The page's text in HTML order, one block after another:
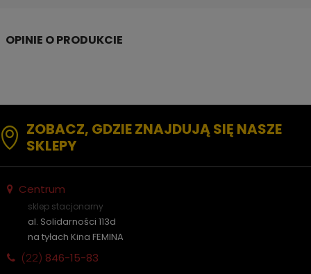
ZOBACZ, GDZIE ZNAJDUJĄ SIĘ NASZE
SKLEPY
Centrum
sklep stacjonarny
al. Solidarności 113d
na tyłach Kina FEMINA
(22) 846-15-83